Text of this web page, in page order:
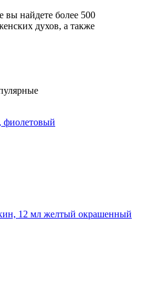
вы найдете более 500
духов, а также
фиолетовый
12 мл желтый окрашенный